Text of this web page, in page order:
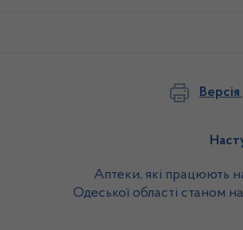
Аптеки, які працюють
Одеської області станом